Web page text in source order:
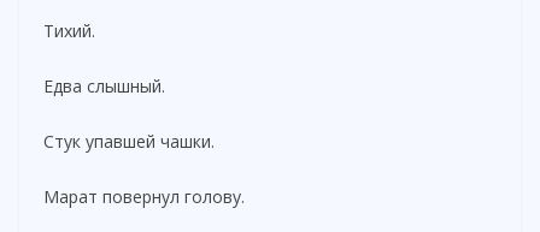
Тихий.
Едва слышный.
Стук упавшей чашки.
Марат повернул голову.